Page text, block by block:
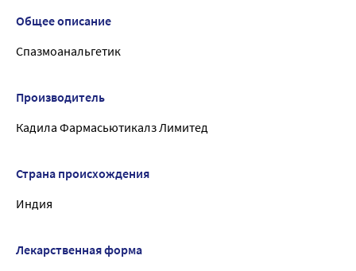
Общее описание
Спазмоанальгетик
Производитель
Кадила Фармасьютикалз Лимитед
Страна происхождения
Индия
Лекарственная форма